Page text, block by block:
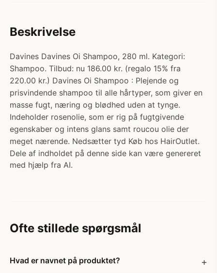
Beskrivelse
Davines Davines Oi Shampoo, 280 ml. Kategori:
Shampoo. Tilbud: nu 186.00 kr. (regalo 15% fra
220.00 kr.) Davines Oi Shampoo : Plejende og
prisvindende shampoo til alle hårtyper, som giver en
masse fugt, næring og blødhed uden at tynge.
Indeholder rosenolie, som er rig på fugtgivende
egenskaber og intens glans samt roucou olie der
meget nærende. Nedsætter tyd Køb hos HairOutlet.
Dele af indholdet på denne side kan være genereret
med hjælp fra AI.
Ofte stillede spørgsmål
Hvad er navnet på produktet?